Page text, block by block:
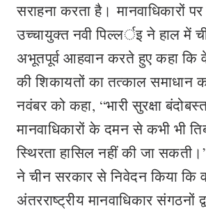
सराहना करता है। मानवाधिकारों
उच्चायुक्त नवी पिल्लर्इ ने हाल में
अभूतपूर्व आहवान करते हुए कहा कि
की शिकायतों का तत्काल समाधान
नवंबर को कहा, “भारी सुरक्षा
मानवाधिकारों के दमन से कभी भी
स्थिरता हासिल नहीं की जा
ने चीन सरकार से निवेदन किया कि
अंतरराष्ट्रीय मानवाधिकार संगठनों